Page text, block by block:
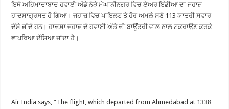
ਇਥੇ ਅਹਿਮਾਦਾਬਾਦ ਹਵਾਈ ਅੱਡੇ ਨੇੜੇ ਮੇਘਾਨੀਨਗਰ ਵਿਚ ਏਅਰ ਇੰਡੀਆ ਦਾ ਜਹਾਜ਼
ਹਾਦਸਾਗ੍ਰਸਤ ਹੋ ਗਿਆ। ਜਹਾਜ਼ ਵਿਚ ਪਾਇਲਟ ਤੇ ਹੋਰ ਅਮਲੇ ਸਣੇ 113 ਯਾਤਰੀ ਸਵਾਰ
ਦੱਸੇ ਜਾਂਦੇ ਹਨ। ਹਾਦਸਾ ਜਹਾਜ਼ ਦੇ ਹਵਾਈ ਅੱਡੇ ਦੀ ਬਾਊਂਡਰੀ ਵਾਲ ਨਾਲ ਟਕਰਾਉਣ ਕਰਕੇ
ਵਾਪਰਿਆ ਦੱਸਿਆ ਜਾਂਦਾ ਹੈ।
Air India says, “The flight, which departed from Ahmedabad at 1338